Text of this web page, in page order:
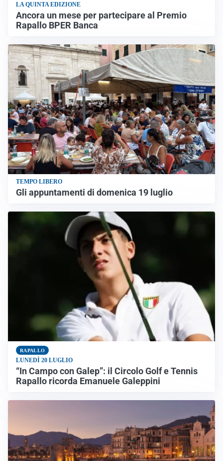
LA QUINTA EDIZIONE
Ancora un mese per partecipare al Premio
Rapallo BPER Banca
TEMPO LIBERO
Gli appuntamenti di domenica 19 luglio
RAPALLO
LUNEDÌ 20 LUGLIO
“In Campo con Galep”: il Circolo Golf e Tennis
Rapallo ricorda Emanuele Galeppini